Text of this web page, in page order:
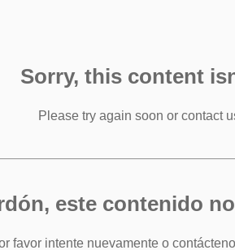
Sorry, this content
Please try again soon or contact
este contenido
favor intente nuevamente o